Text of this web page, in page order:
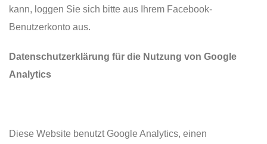
kann, loggen Sie sich bitte aus Ihrem Facebook-
Benutzerkonto aus.
Datenschutzerklärung für die Nutzung von Google
Analytics
Diese Website benutzt Google Analytics, einen